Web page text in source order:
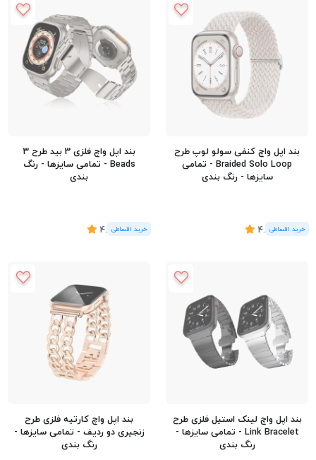
بند اپل واچ کنفی سولو لوپ طرح
Braided Solo Loop - تمامی
سایزها - رنگ بندی
(4 رای)
4.25
بند اپل واچ فلزی 3 بید طرح 3
Beads - تمامی سایزها - رنگ
بندی
(4 رای)
4.75
بند اپل واچ لینک استیل فلزی طرح
Link Bracelet - تمامی سایزها -
رنگ بندی
بند اپل واچ کارتیه فلزی طرح
زنجیری دو ردیف - تمامی سایزها -
رنگ بندی